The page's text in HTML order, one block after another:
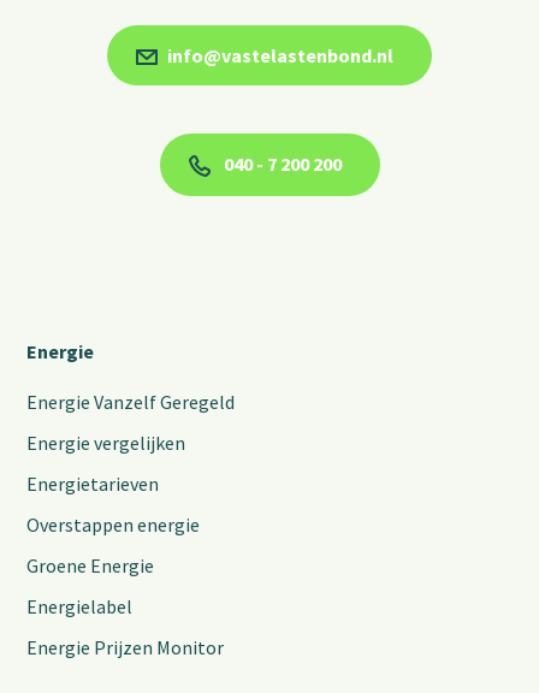
info@vastelastenbond.nl
040 - 7 200 200
Energie
Energie Vanzelf Geregeld
Energie vergelijken
Energietarieven
Overstappen energie
Groene Energie
Energielabel
Energie Prijzen Monitor